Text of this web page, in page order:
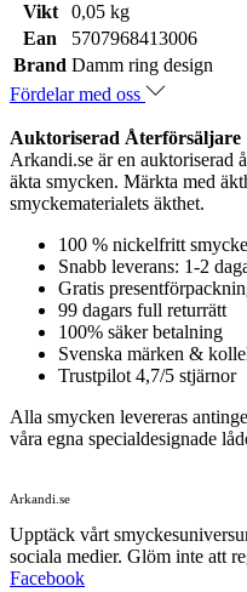
Vikt
0,05 kg
Ean
5707968413006
Brand Damm ring design
Fördelar med oss
Auktoriserad Återförsäljare
Arkandi.se är en auktoriserad
äkta smycken. Märkta med
smyckematerialets äkthet.
100 % nickelfritt smycke
Snabb leverans: 1-2
Gratis
99 dagars full returrätt
100% säker betalning
Svenska märken &
Trustpilot 4,7/5 stjärnor
Alla smycken levereras
våra egna specialdesignade
Arkandi.se
Upptäck vårt
sociala medier. Glöm inte att
Facebook